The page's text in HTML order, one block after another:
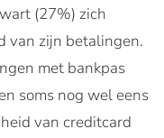
(27%) zich
van zijn betalingen.
met bankpas
soms nog wel eens
van creditcard